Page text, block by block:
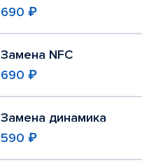
690 ₽
Замена NFC
690 ₽
Замена динамика
590 ₽